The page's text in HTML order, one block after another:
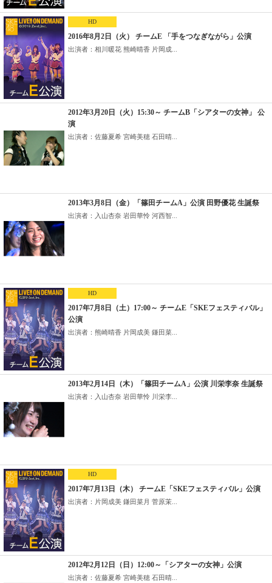
HD
2016年8月2日（火） チームE 「手をつなぎながら」公演
出演者：相川暖花 熊崎晴香 片岡成...
2012年3月20日（火）15:30～ チームB「シアターの女神」 公
演
出演者：佐藤夏希 宮崎美穂 石田晴...
2013年3月8日（金）「篠田チームA」公演 田野優花 生誕祭
出演者：入山杏奈 岩田華怜 河西智...
HD
2017年7月8日（土）17:00～ チームE「SKEフェスティバル」
公演
出演者：熊崎晴香 片岡成美 鎌田菜...
2013年2月14日（木）「篠田チームA」公演 川栄李奈 生誕祭
出演者：入山杏奈 岩田華怜 川栄李...
HD
2017年7月13日（木） チームE「SKEフェスティバル」公演
出演者：片岡成美 鎌田菜月 菅原茉...
2012年2月12日（日）12:00～「シアターの女神」公演
出演者：佐藤夏希 宮崎美穂 石田晴...